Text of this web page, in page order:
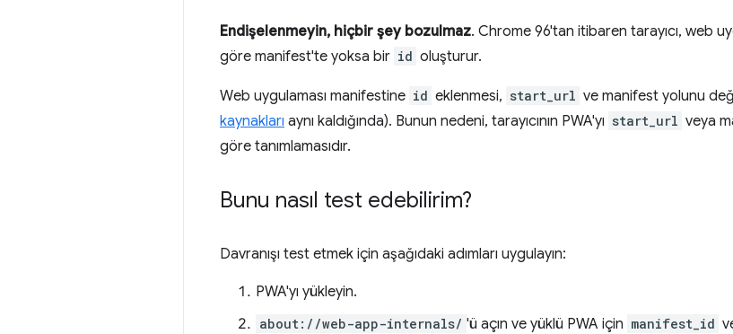
Endişelenmeyin, hiçbir şey bozulmaz. Chrome 96'tan itibaren tarayıcı, web
göre manifest'te yoksa bir id oluşturur.
Web uygulaması manifestine id eklenmesi, start_url ve manifest yolunu
kaynakları aynı kaldığında). Bunun nedeni, tarayıcının PWA'yı start_url veya
göre tanımlamasıdır.
Bunu nasıl test edebilirim?
Davranışı test etmek için aşağıdaki adımları uygulayın:
PWA'yı yükleyin.
about://web-app-internals/ 'ü açın ve yüklü PWA için manifest_id